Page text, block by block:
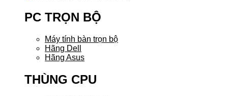
PC TRỌN BỘ
Máy tính bàn trọn bộ
Hãng Dell
Hãng Asus
THÙNG CPU